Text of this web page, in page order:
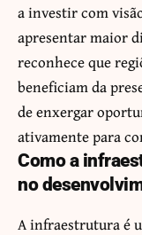
a investir com
apresentar maior
reconhece que
beneficiam da
de enxergar
ativamente para
Como a
no
A infraestrutura é